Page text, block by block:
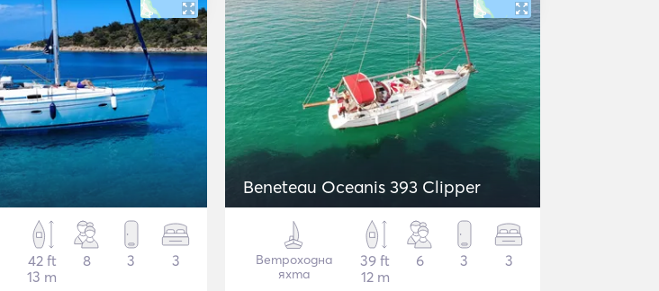
42 ft
13 m
8 3 3
Beneteau Oceanis 393 Clipper
Ветроходна
яхта
39 ft
12 m
6 3 3